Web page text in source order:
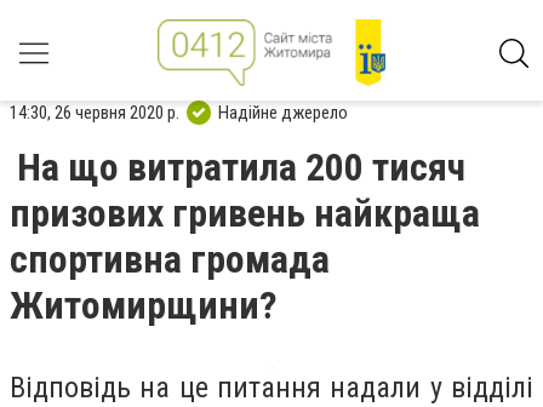
14:30, 26 червня 2020 р. Надійне джерело
На що витратила 200 тисяч
призових гривень найкраща
спортивна громада
Житомирщини?
Відповідь на це питання надали у відділі